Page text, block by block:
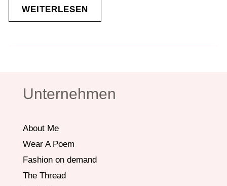
WEITERLESEN
Unternehmen
About Me
Wear A Poem
Fashion on demand
The Thread